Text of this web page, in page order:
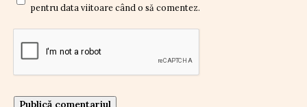
pentru data viitoare când o să comentez.